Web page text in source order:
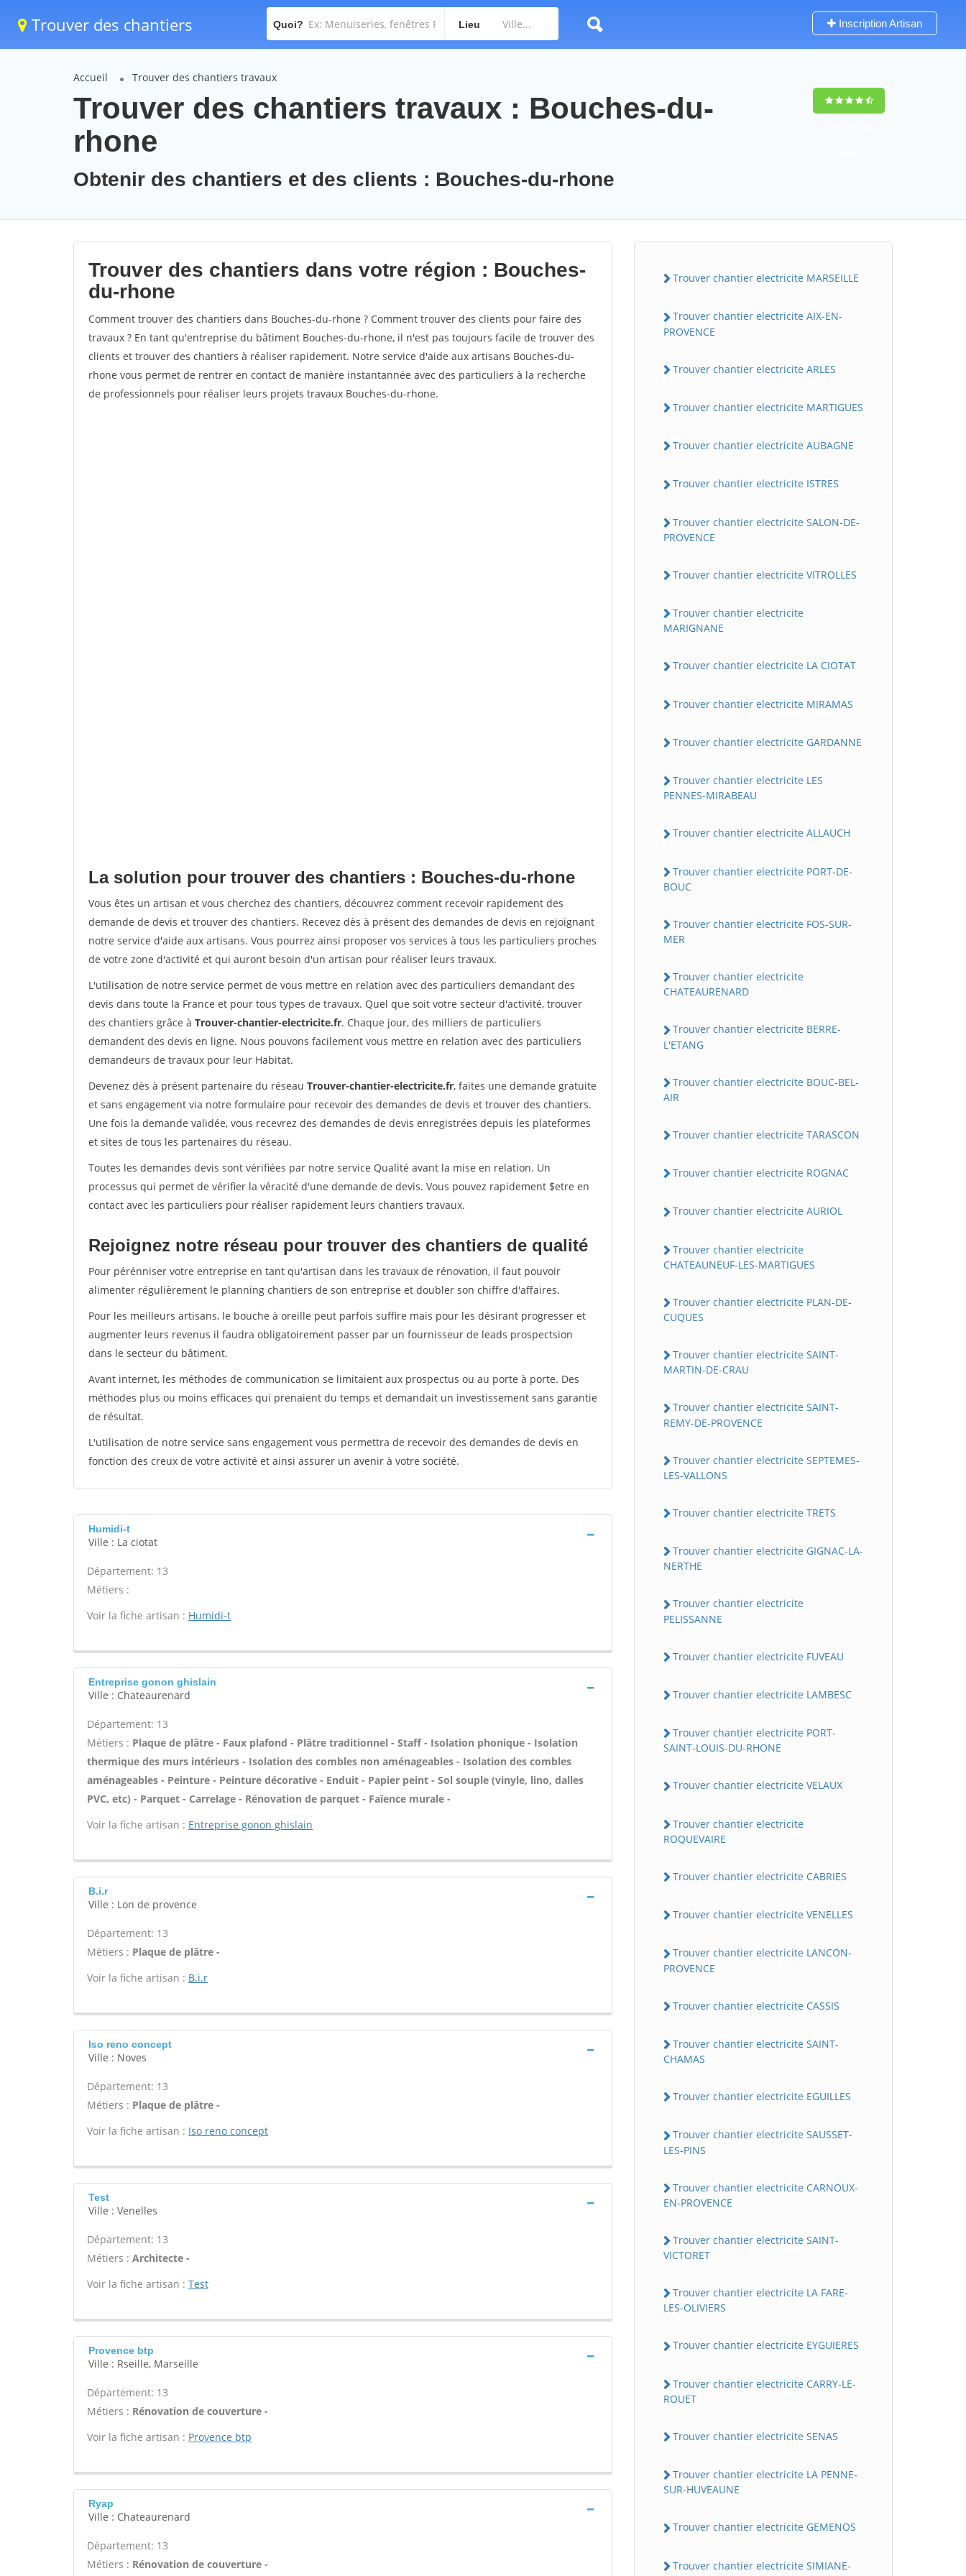
Trouver des chantiers Quoi? Lieu Inscription Artisan
Accueil Trouver des chantiers travaux
Trouver des chantiers travaux : Bouches-du-
rhone
Obtenir des chantiers et des clients : Bouches-du-rhone
Trouver des chantiers dans votre région : Bouches-
du-rhone
Comment trouver des chantiers dans Bouches-du-rhone ? Comment trouver des clients pour faire des
travaux ? En tant qu'entreprise du bâtiment Bouches-du-rhone, il n'est pas toujours facile de trouver des
clients et trouver des chantiers à réaliser rapidement. Notre service d'aide aux artisans Bouches-du-
rhone vous permet de rentrer en contact de manière instantannée avec des particuliers à la recherche
de professionnels pour réaliser leurs projets travaux Bouches-du-rhone.
La solution pour trouver des chantiers : Bouches-du-rhone
Vous êtes un artisan et vous cherchez des chantiers, découvrez comment recevoir rapidement des
demande de devis et trouver des chantiers. Recevez dès à présent des demandes de devis en rejoignant
notre service d'aide aux artisans. Vous pourrez ainsi proposer vos services à tous les particuliers proches
de votre zone d'activité et qui auront besoin d'un artisan pour réaliser leurs travaux.
L'utilisation de notre service permet de vous mettre en relation avec des particuliers demandant des
devis dans toute la France et pour tous types de travaux. Quel que soit votre secteur d'activité, trouver
des chantiers grâce à Trouver-chantier-electricite.fr. Chaque jour, des milliers de particuliers
demandent des devis en ligne. Nous pouvons facilement vous mettre en relation avec des particuliers
demandeurs de travaux pour leur Habitat.
Devenez dès à présent partenaire du réseau Trouver-chantier-electricite.fr, faites une demande gratuite
et sans engagement via notre formulaire pour recevoir des demandes de devis et trouver des chantiers.
Une fois la demande validée, vous recevrez des demandes de devis enregistrées depuis les plateformes
et sites de tous les partenaires du réseau.
Toutes les demandes devis sont vérifiées par notre service Qualité avant la mise en relation. Un
processus qui permet de vérifier la véracité d'une demande de devis. Vous pouvez rapidement $etre en
contact avec les particuliers pour réaliser rapidement leurs chantiers travaux.
Rejoignez notre réseau pour trouver des chantiers de qualité
Pour pérénniser votre entreprise en tant qu'artisan dans les travaux de rénovation, il faut pouvoir
alimenter régulièrement le planning chantiers de son entreprise et doubler son chiffre d'affaires.
Pour les meilleurs artisans, le bouche à oreille peut parfois suffire mais pour les désirant progresser et
augmenter leurs revenus il faudra obligatoirement passer par un fournisseur de leads prospectsion
dans le secteur du bâtiment.
Avant internet, les méthodes de communication se limitaient aux prospectus ou au porte à porte. Des
méthodes plus ou moins efficaces qui prenaient du temps et demandait un investissement sans garantie
de résultat.
L'utilisation de notre service sans engagement vous permettra de recevoir des demandes de devis en
fonction des creux de votre activité et ainsi assurer un avenir à votre société.
Humidi-t
Ville : La ciotat
Département: 13
Métiers :
Voir la fiche artisan : Humidi-t
Entreprise gonon ghislain
Ville : Chateaurenard
Département: 13
Métiers : Plaque de plâtre - Faux plafond - Plâtre traditionnel - Staff - Isolation phonique - Isolation
thermique des murs intérieurs - Isolation des combles non aménageables - Isolation des combles
aménageables - Peinture - Peinture décorative - Enduit - Papier peint - Sol souple (vinyle, lino, dalles
PVC, etc) - Parquet - Carrelage - Rénovation de parquet - Faïence murale -
Voir la fiche artisan : Entreprise gonon ghislain
B.i.r
Ville : Lon de provence
Département: 13
Métiers : Plaque de plâtre -
Voir la fiche artisan : B.i.r
Iso reno concept
Ville : Noves
Département: 13
Métiers : Plaque de plâtre -
Voir la fiche artisan : Iso reno concept
Test
Ville : Venelles
Département: 13
Métiers : Architecte -
Voir la fiche artisan : Test
Provence btp
Ville : Rseille, Marseille
Département: 13
Métiers : Rénovation de couverture -
Voir la fiche artisan : Provence btp
Ryap
Ville : Chateaurenard
Département: 13
Métiers : Rénovation de couverture -
Trouver chantier electricite MARSEILLE
Trouver chantier electricite AIX-EN-
PROVENCE
Trouver chantier electricite ARLES
Trouver chantier electricite MARTIGUES
Trouver chantier electricite AUBAGNE
Trouver chantier electricite ISTRES
Trouver chantier electricite SALON-DE-
PROVENCE
Trouver chantier electricite VITROLLES
Trouver chantier electricite
MARIGNANE
Trouver chantier electricite LA CIOTAT
Trouver chantier electricite MIRAMAS
Trouver chantier electricite GARDANNE
Trouver chantier electricite LES
PENNES-MIRABEAU
Trouver chantier electricite ALLAUCH
Trouver chantier electricite PORT-DE-
BOUC
Trouver chantier electricite FOS-SUR-
MER
Trouver chantier electricite
CHATEAURENARD
Trouver chantier electricite BERRE-
L'ETANG
Trouver chantier electricite BOUC-BEL-
AIR
Trouver chantier electricite TARASCON
Trouver chantier electricite ROGNAC
Trouver chantier electricite AURIOL
Trouver chantier electricite
CHATEAUNEUF-LES-MARTIGUES
Trouver chantier electricite PLAN-DE-
CUQUES
Trouver chantier electricite SAINT-
MARTIN-DE-CRAU
Trouver chantier electricite SAINT-
REMY-DE-PROVENCE
Trouver chantier electricite SEPTEMES-
LES-VALLONS
Trouver chantier electricite TRETS
Trouver chantier electricite GIGNAC-LA-
NERTHE
Trouver chantier electricite
PELISSANNE
Trouver chantier electricite FUVEAU
Trouver chantier electricite LAMBESC
Trouver chantier electricite PORT-
SAINT-LOUIS-DU-RHONE
Trouver chantier electricite VELAUX
Trouver chantier electricite
ROQUEVAIRE
Trouver chantier electricite CABRIES
Trouver chantier electricite VENELLES
Trouver chantier electricite LANCON-
PROVENCE
Trouver chantier electricite CASSIS
Trouver chantier electricite SAINT-
CHAMAS
Trouver chantier electricite EGUILLES
Trouver chantier electricite SAUSSET-
LES-PINS
Trouver chantier electricite CARNOUX-
EN-PROVENCE
Trouver chantier electricite SAINT-
VICTORET
Trouver chantier electricite LA FARE-
LES-OLIVIERS
Trouver chantier electricite EYGUIERES
Trouver chantier electricite CARRY-LE-
ROUET
Trouver chantier electricite SENAS
Trouver chantier electricite LA PENNE-
SUR-HUVEAUNE
Trouver chantier electricite GEMENOS
Trouver chantier electricite SIMIANE-